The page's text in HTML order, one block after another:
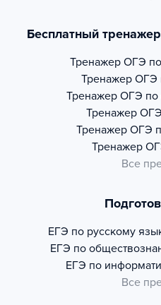
Бесплатный
Тренажер ОГЭ
Тренажер ОГЭ
Тренажер ОГЭ по
Тренажер
Тренажер ОГЭ
Тренажер
Все
ЕГЭ по русскому
ЕГЭ по
ЕГЭ по
Все